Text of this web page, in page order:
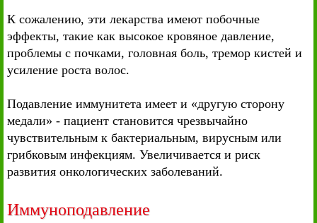
К сожалению, эти лекарства имеют побочные
эффекты, такие как высокое кровяное давление,
проблемы с почками, головная боль, тремор кистей и
усиление роста волос.
Подавление иммунитета имеет и «другую сторону
медали» - пациент становится чрезвычайно
чувствительным к бактериальным, вирусным или
грибковым инфекциям. Увеличивается и риск
развития онкологических заболеваний.
Иммуноподавление